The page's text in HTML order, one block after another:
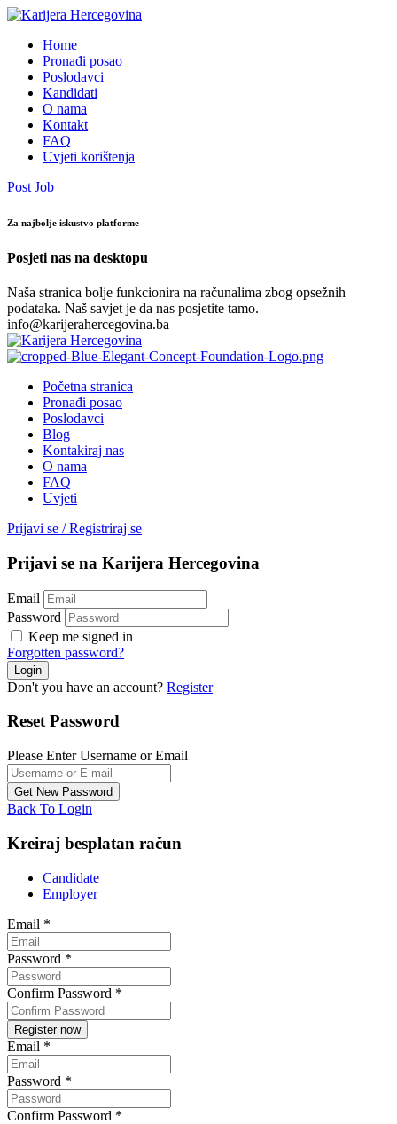
Home
Pronađi posao
Poslodavci
Kandidati
O nama
Kontakt
FAQ
Uvjeti korištenja
Post Job
Za najbolje iskustvo platforme
Posjeti nas na desktopu
Naša stranica bolje funkcionira na računalima zbog opsežnih
podataka. Naš savjet je da nas posjetite tamo.
info@karijerahercegovina.ba
Početna stranica
Pronađi posao
Poslodavci
Blog
Kontakiraj nas
O nama
FAQ
Uvjeti
Prijavi se / Registriraj se
Prijavi se na Karijera Hercegovina
Email
Password
Keep me signed in
Forgotten password?
Don't you have an account? Register
Reset Password
Please Enter Username or Email
Back To Login
Kreiraj besplatan račun
Candidate
Employer
Email *
Password *
Confirm Password *
Email *
Password *
Confirm Password *